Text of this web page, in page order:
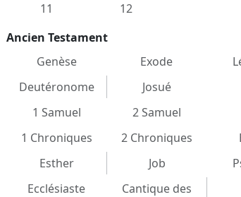
11
12
Ancien Testament
Genèse
Exode
Deutéronome
Josué
1 Samuel
2 Samuel
1 Chroniques
2 Chroniques
Esther
Job
Ecclésiaste
Cantique des